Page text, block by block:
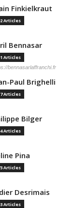
Finkielkraut
Articles
Bennasar
Articles
bennasarlaffranchi.fr
Paul Brighelli
Articles
Bilger
Articles
Pina
Articles
Desrimais
Articles